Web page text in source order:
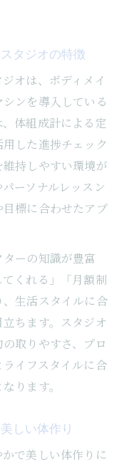
タジオの特徴
オは、ボディメイ
ンを導入している
体組成計による定
した進捗チェック
持しやすい環境が
ーソナルレッスン
標に合わせたアプ
ーの知識が豊富
くれる」「月額制
生活スタイルに合
ちます。スタジオ
取りやすさ、プロ
イフスタイルに合
ります。
しい体作り
で美しい体作りに